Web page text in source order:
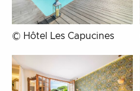
© Hôtel Les Capucines